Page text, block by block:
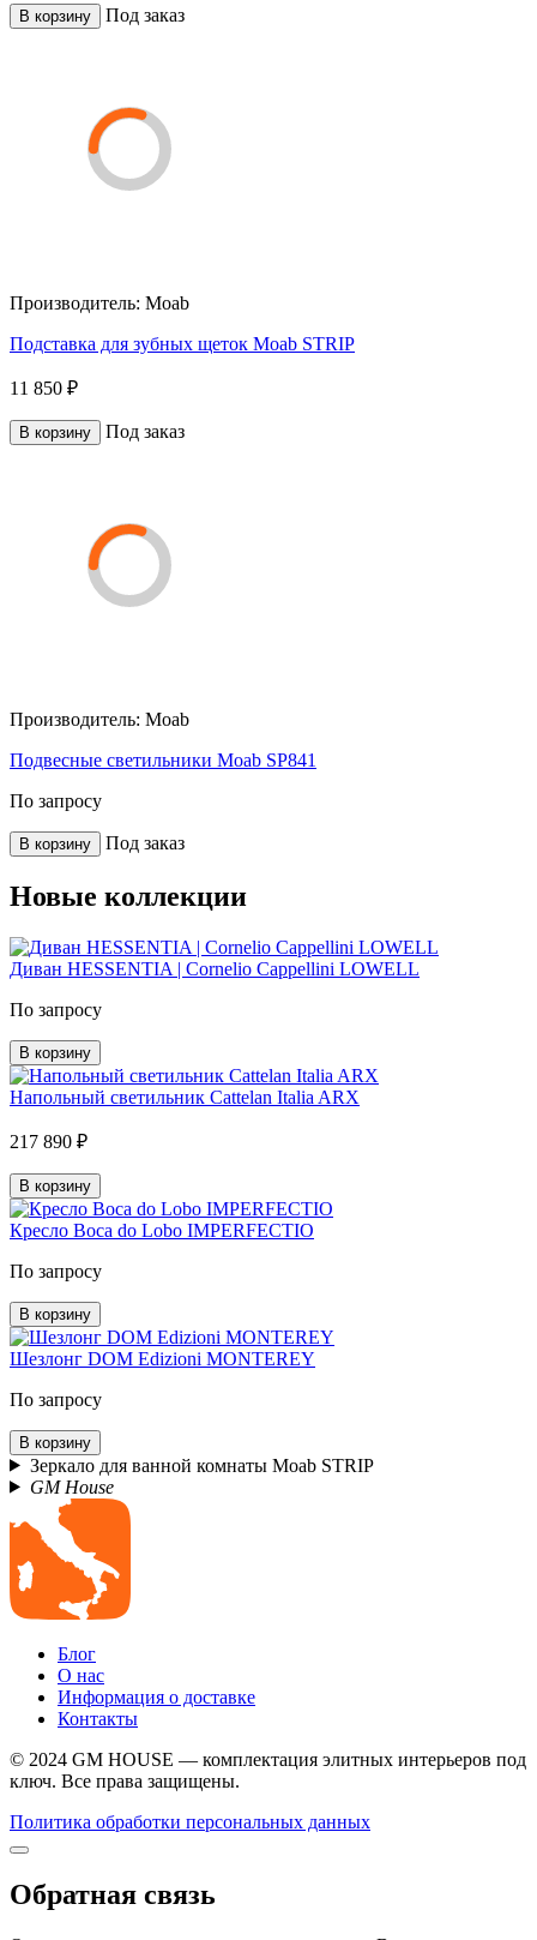
В корзину Под заказ
Производитель: Moab
Подставка для зубных щеток Moab STRIP
11 850 ₽
В корзину Под заказ
Производитель: Moab
Подвесные светильники Moab SP841
По запросу
В корзину Под заказ
Новые коллекции
Диван HESSENTIA | Cornelio Cappellini LOWELL
По запросу
В корзину
Напольный светильник Cattelan Italia ARX
217 890 ₽
В корзину
Кресло Boca do Lobo IMPERFECTIO
По запросу
В корзину
Шезлонг DOM Edizioni MONTEREY
По запросу
В корзину
Зеркало для ванной комнаты Moab STRIP
GM House
Блог
О нас
Информация о доставке
Контакты
© 2024 GM HOUSE — комплектация элитных интерьеров под
ключ. Все права защищены.
Политика обработки персональных данных
Обратная связь